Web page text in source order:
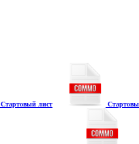
Стартовый лист